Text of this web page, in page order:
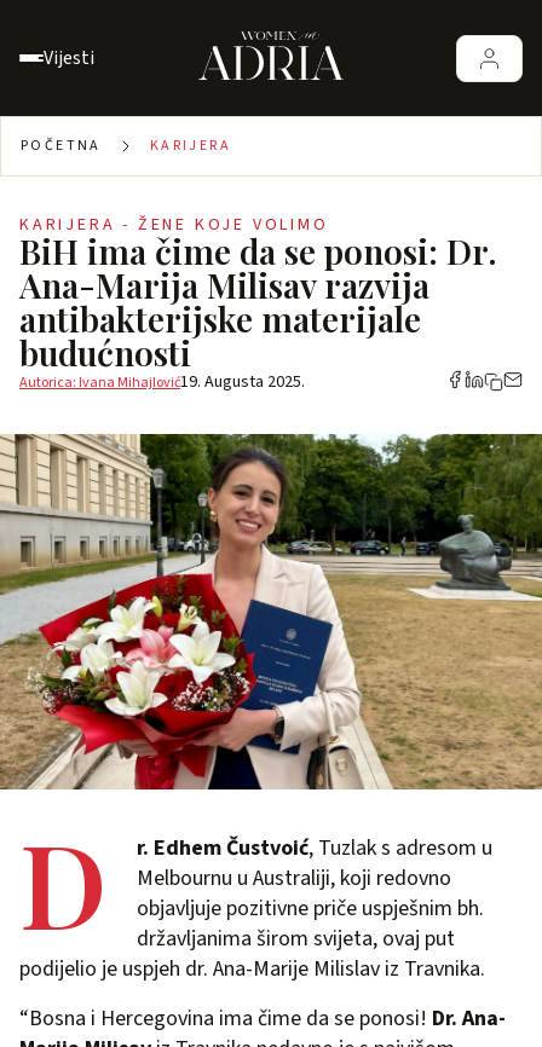
Vijesti
POČETNA KARIJERA
KARIJERA - ŽENE KOJE VOLIMO
BiH ima čime da se ponosi: Dr.
Ana-Marija Milisav razvija
antibakterijske materijale
budućnosti
Autorica: Ivana Mihajlović19. Augusta 2025.
D r. Edhem Čustvoić, Tuzlak s adresom u
Melbournu u Australiji, koji redovno
objavljuje pozitivne priče uspješnim bh.
državljanima širom svijeta, ovaj put
podijelio je uspjeh dr. Ana-Marije Milislav iz Travnika.
“Bosna i Hercegovina ima čime da se ponosi! Dr. Ana-